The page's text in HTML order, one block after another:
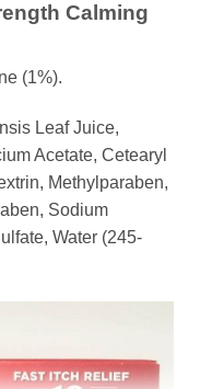
Calming
(1%).
Leaf Juice,
Acetate, Cetearyl
Methylparaben,
Sodium
Water (245-